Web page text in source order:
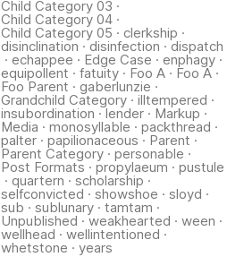
Child Category 03 ·
Child Category 04·
Child Category 05 · clerkship ·
disinclination ·disinfection ·dispatch
· echappee · Edge Case · enphagy·
equipollent · fatuity· Foo A· Foo A·
Foo Parent · gaberlunzie ·
Grandchild Category· illtempered ·
insubordination ·lender· Markup ·
Media · monosyllable · packthread ·
palter· papilionaceous · Parent ·
Parent Category· personable ·
Post Formats · propylaeum · pustule
· quartern · scholarship ·
selfconvicted · showshoe · sloyd ·
sub · sublunary· tamtam ·
Unpublished ·weakhearted · ween ·
wellhead · wellintentioned ·
whetstone · years